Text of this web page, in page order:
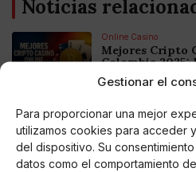
Gestionar el
Para proporcionar una mejor
utilizamos cookies para acceder
del dispositivo. Su
datos como el comportamiento
Noticias
Online Casino
Mejores Cripto
Colombia 2025:
Online Casino
Mejores
Criptomonedas